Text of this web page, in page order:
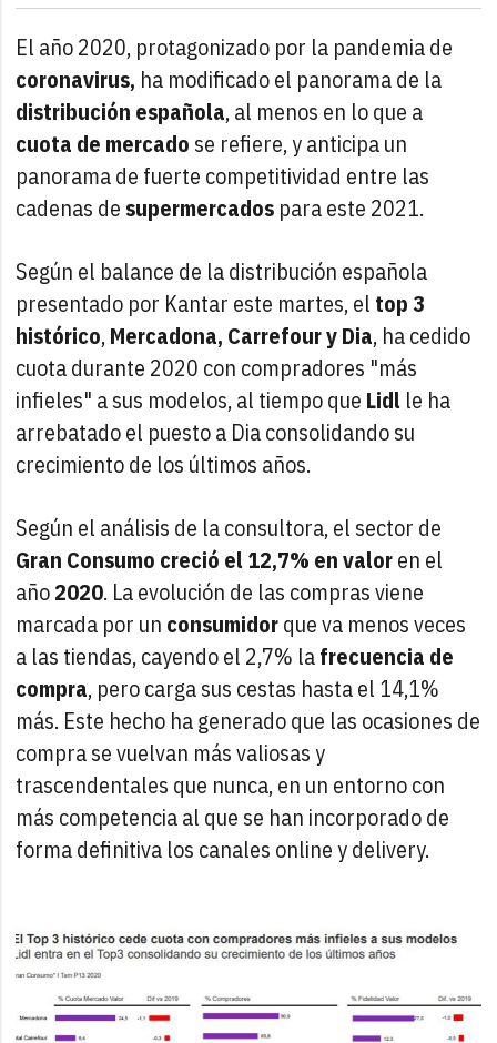
El año 2020, protagonizado por la pandemia de
coronavirus, ha modificado el panorama de la
distribución española, al menos en lo que a
cuota de mercado se refiere, y anticipa un
panorama de fuerte competitividad entre las
cadenas de supermercados para este 2021.
Según el balance de la distribución española
presentado por Kantar este martes, el top 3
histórico,Mercadona, Carrefour y Dia, ha cedido
cuota durante 2020 con compradores "más
infieles" a sus modelos, al tiempo que Lidl le ha
arrebatado el puesto a Dia consolidando su
crecimiento de los últimos años.
Según el análisis de la consultora, el sector de
Gran Consumo creció el 12,7% en valoren el
año2020. La evolución de las compras viene
marcada por un consumidorque va menos veces
a las tiendas, cayendo el 2,7% lafrecuencia de
compra, pero carga sus cestas hasta el 14,1%
más. Este hecho ha generado que las ocasiones de
compra se vuelvan más valiosas y
trascendentales que nunca, en un entorno con
más competencia al que se han incorporado de
forma definitiva los canales online y delivery.